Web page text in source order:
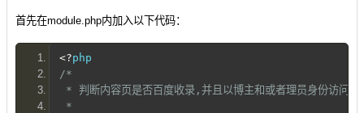
首先在module.php内加入以下代码：
<?php
/*
* 判断内容页是否百度收录,并且以博主和或者理员身份访问博
*